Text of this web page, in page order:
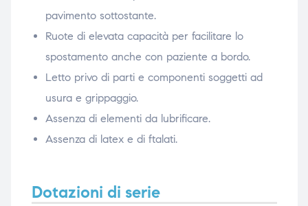
pavimento sottostante.
Ruote di elevata capacità per facilitare lo
spostamento anche con paziente a bordo.
Letto privo di parti e componenti soggetti ad
usura e grippaggio.
Assenza di elementi da lubrificare.
Assenza di latex e di ftalati.
Dotazioni di serie